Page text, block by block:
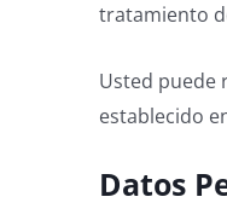
tratamiento
Usted puede
establecido
Datos